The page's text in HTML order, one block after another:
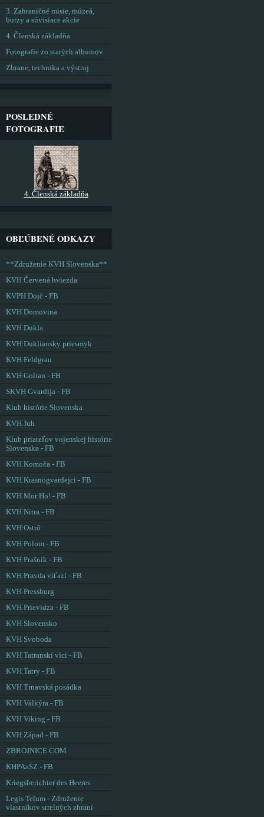
3. Zahraničné misie, múzeá,
burzy a súvisiace akcie
4. Členská základňa
Fotografie zo starých albumov
Zbrane, technika a výstroj
POSLEDNÉ
FOTOGRAFIE
4. Členská základňa
OBĽÚBENÉ ODKAZY
**Združenie KVH Slovenska**
KVH Červená hviezda
KVPH Dojč - FB
KVH Domovina
KVH Dukla
KVH Dukliansky priesmyk
KVH Feldgrau
KVH Golian - FB
SKVH Gvardija - FB
Klub histórie Slovenska
KVH Juh
Klub priateľov vojenskej histórie
Slovenska - FB
KVH Komoča - FB
KVH Krasnogvardejci - FB
KVH Mor Ho! - FB
KVH Nitra - FB
KVH Ostrô
KVH Polom - FB
KVH Prašník - FB
KVH Pravda víťazí - FB
KVH Pressburg
KVH Prievidza - FB
KVH Slovensko
KVH Svoboda
KVH Tatranskí vlci - FB
KVH Tatry - FB
KVH Trnavská posádka
KVH Valkýra - FB
KVH Viking - FB
KVH Západ - FB
ZBROJNICE.COM
KHPAaSZ - FB
Kriegsberichter des Heeres
Legis Telum - Združenie
vlastníkov strelných zbraní